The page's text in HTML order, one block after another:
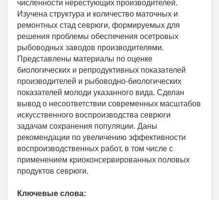
численности нерестующих производителей.
Изучена структура и количество маточных и
ремонтных стад севрюги, формируемых для
решения проблемы обеспечения осетровых
рыбоводных заводов производителями.
Представлены материалы по оценке
биологических и репродуктивных показателей
производителей и рыбоводно-биологических
показателей молоди указанного вида. Сделан
вывод о несоответствии современных масштабов
искусственного воспроизводства севрюги
задачам сохранения популяции. Даны
рекомендации по увеличению эффективности
воспроизводственных работ, в том числе с
применением криоконсервированных половых
продуктов севрюги.
Ключевые слова: